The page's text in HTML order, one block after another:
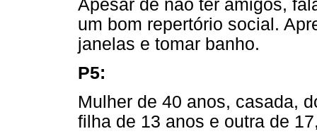
Apesar de não ter amigos,
um bom repertório social.
janelas e tomar banho.
P5:
Mulher de 40 anos, casada,
filha de 13 anos e outra de